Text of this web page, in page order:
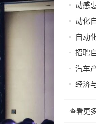
动感
动化
进步
自动
文思考
招聘
家及
汽车
经济
查看更多